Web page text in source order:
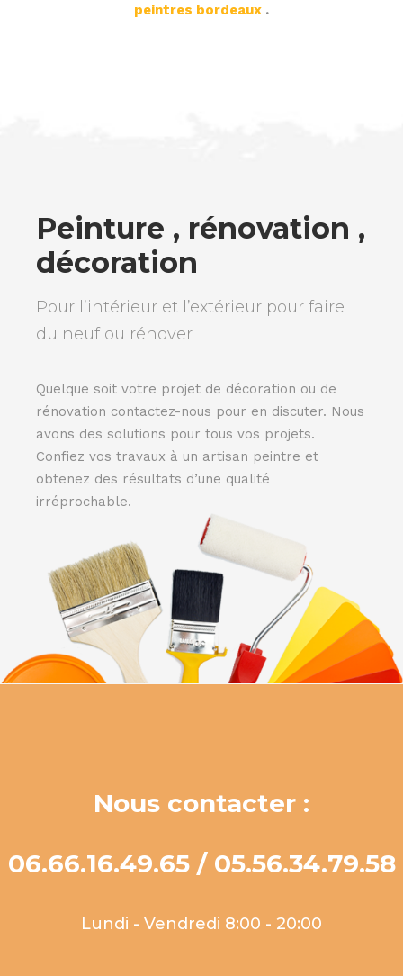
peintres bordeaux .
Peinture , rénovation ,
décoration
Pour l’intérieur et l’extérieur pour faire
du neuf ou rénover
Quelque soit votre projet de décoration ou de
rénovation contactez-nous pour en discuter. Nous
avons des solutions pour tous vos projets.
Confiez vos travaux à un artisan peintre et
obtenez des résultats d’une qualité
irréprochable.
Nous contacter :
06.66.16.49.65 / 05.56.34.79.58
Lundi - Vendredi 8:00 - 20:00